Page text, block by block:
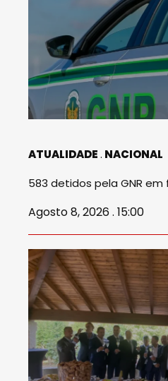
ATUALIDADE NACIONAL
583 detidos pela GNR
Agosto 8, 2026 . 15:00